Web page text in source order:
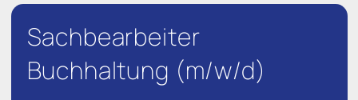
Sachbearbeiter
Buchhaltung (m/w/d)